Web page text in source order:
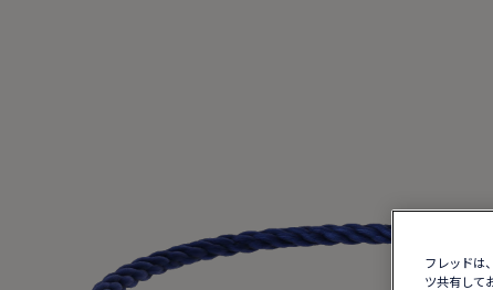
フレッドは
ツ共有して